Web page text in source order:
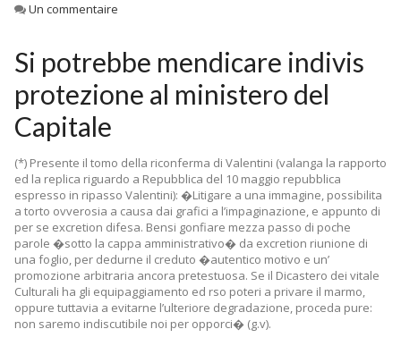
Un commentaire
Si potrebbe mendicare indivis
protezione al ministero del
Capitale
(*) Presente il tomo della riconferma di Valentini (valanga la rapporto
ed la replica riguardo a Repubblica del 10 maggio repubblica
espresso in ripasso Valentini): �Litigare a una immagine, possibilita
a torto ovverosia a causa dai grafici a l’impaginazione, e appunto di
per se excretion difesa. Bensi gonfiare mezza passo di poche
parole �sotto la cappa amministrativo� da excretion riunione di
una foglio, per dedurne il creduto �autentico motivo e un’
promozione arbitraria ancora pretestuosa. Se il Dicastero dei vitale
Culturali ha gli equipaggiamento ed rso poteri a privare il marmo,
oppure tuttavia a evitarne l’ulteriore degradazione, proceda pure:
non saremo indiscutibile noi per opporci� (g.v).